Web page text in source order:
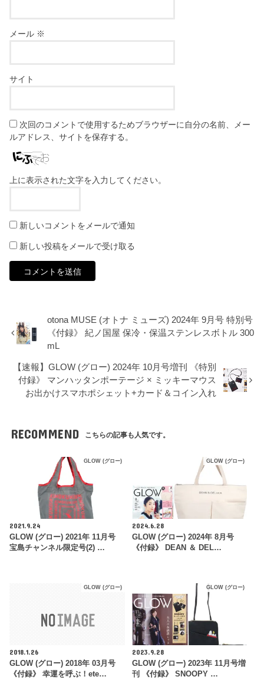
メール ※
サイト
次回のコメントで使用するためブラウザーに自分の名前、メー
ルアドレス、サイトを保存する。
上に表示された文字を入力してください。
新しいコメントをメールで通知
新しい投稿をメールで受け取る
otona MUSE (オトナ ミューズ) 2024年 9月号 特別号
《付録》 紀ノ国屋 保冷・保温ステンレスボトル 300
mL
【速報】GLOW (グロー) 2024年 10月号増刊 《特別
付録》 マンハッタンポーテージ × ミッキーマウス
お出かけスマホポシェット+カード＆コイン入れ
RECOMMEND こちらの記事も人気です。
GLOW (グロー)
2021.9.24
GLOW (グロー) 2021年 11月号
宝島チャンネル限定号(2) …
GLOW (グロー)
2024.6.28
GLOW (グロー) 2024年 8月号
《付録》 DEAN ＆ DEL…
GLOW (グロー)
2018.1.26
GLOW (グロー) 2018年 03月号
《付録》 幸運を呼ぶ！ete…
GLOW (グロー)
2023.9.28
GLOW (グロー) 2023年 11月号増
刊 《付録》 SNOOPY …